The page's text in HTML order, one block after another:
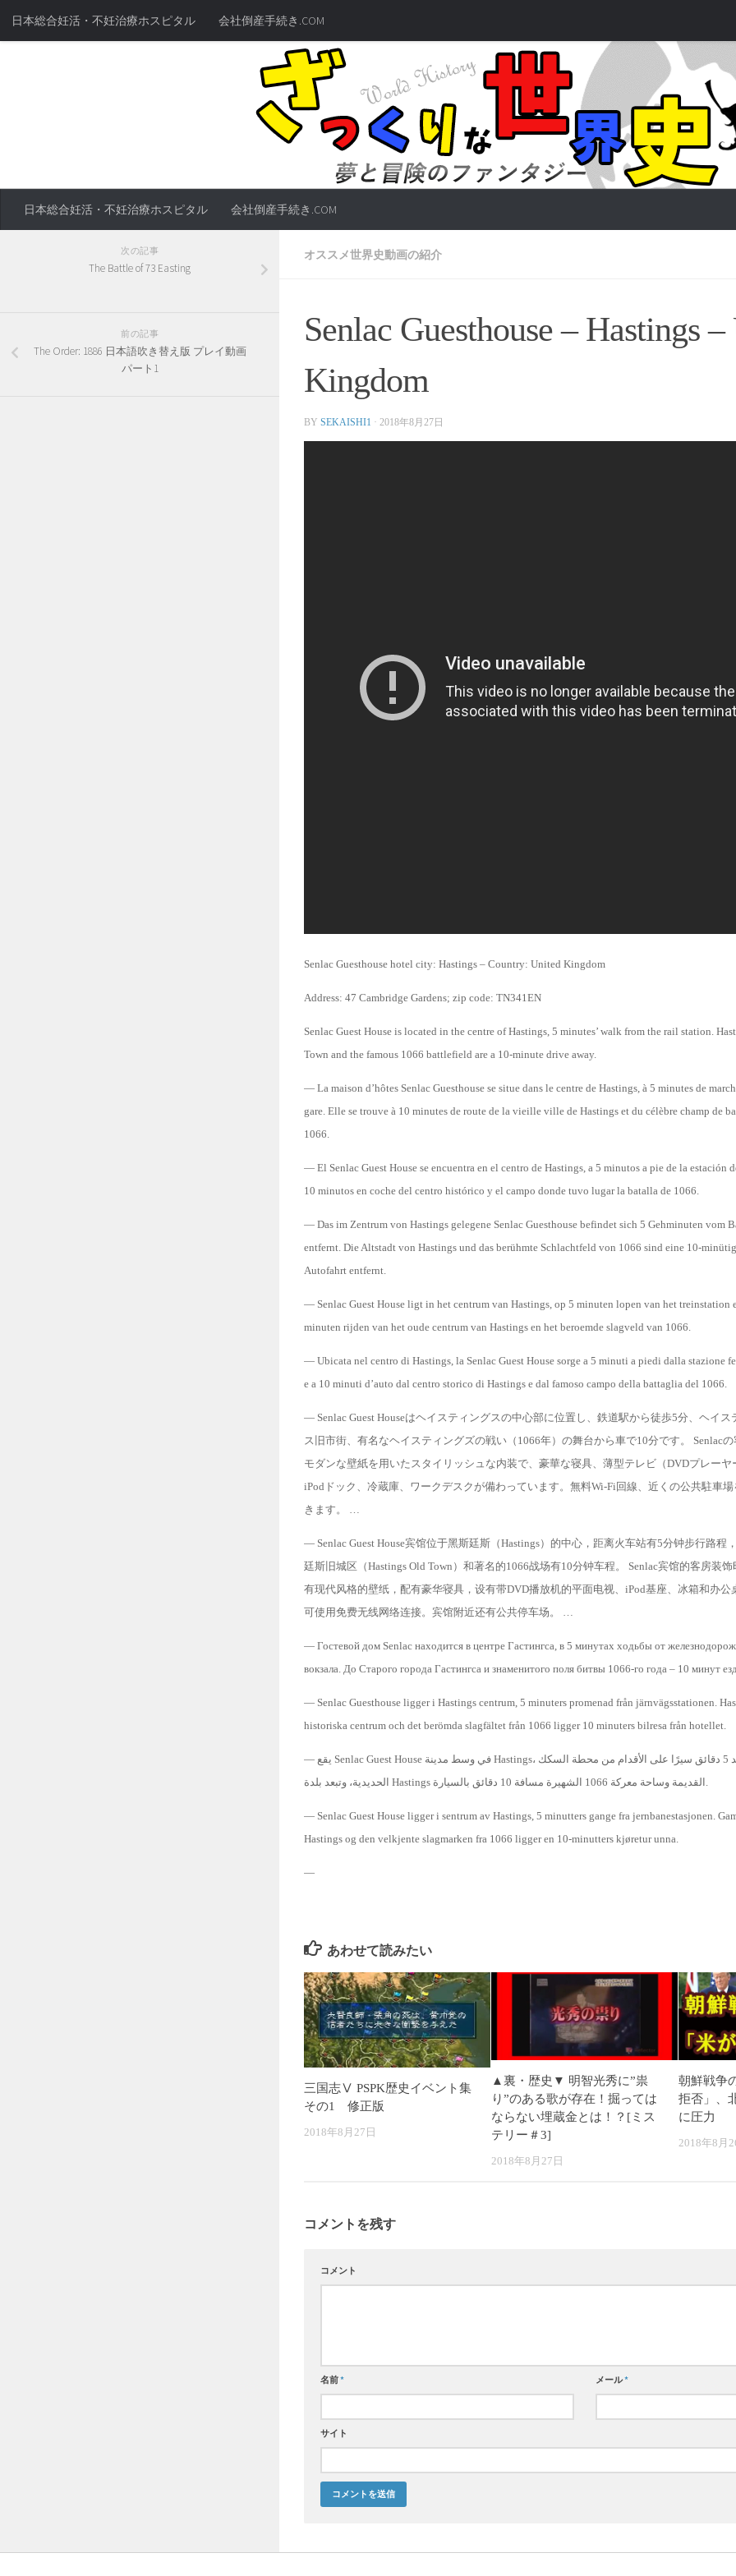
日本総合妊活・不妊治療ホスピタル 会社倒産手続き.COM
日本総合妊活・不妊治療ホスピタル 会社倒産手続き.COM
オススメ世界史動画の紹介
Senlac Guesthouse – Hastings
Kingdom
BY SEKAISHI1 · 2018年8月27日
Senlac Guesthouse hotel city: Hastings – Country: United Kingdom
Address: 47 Cambridge Gardens; zip code: TN341EN
Senlac Guest House is located in the centre of Hastings, 5 minutes’ walk from the rail station.
Town and the famous 1066 battlefield are a 10-minute drive away.
— La maison d’hôtes Senlac Guesthouse se situe dans le centre de Hastings, à 5 minutes de
gare. Elle se trouve à 10 minutes de route de la vieille ville de Hastings et du célèbre champ de
1066.
— El Senlac Guest House se encuentra en el centro de Hastings, a 5 minutos a pie de la estación
10 minutos en coche del centro histórico y el campo donde tuvo lugar la batalla de 1066.
— Das im Zentrum von Hastings gelegene Senlac Guesthouse befindet sich 5 Gehminuten vom
entfernt. Die Altstadt von Hastings und das berühmte Schlachtfeld von 1066 sind eine 10-
Autofahrt entfernt.
— Senlac Guest House ligt in het centrum van Hastings, op 5 minuten lopen van het treinstation
minuten rijden van het oude centrum van Hastings en het beroemde slagveld van 1066.
— Ubicata nel centro di Hastings, la Senlac Guest House sorge a 5 minuti a piedi dalla stazione
e a 10 minuti d’auto dal centro storico di Hastings e dal famoso campo della battaglia del 1066.
— Senlac Guest Houseはヘイスティングスの中心部に位置し、鉄道駅から徒歩5分、ヘイス
ス旧市街、有名なヘイスティングズの戦い（1066年）の舞台から車で10分です。 Senlacの
モダンな壁紙を用いたスタイリッシュな内装で、豪華な寝具、薄型テレビ（DVDプレーヤ
iPodドック、冷蔵庫、ワークデスクが備わっています。無料Wi-Fi回線、近くの公共駐車
きます。 …
— Senlac Guest House宾馆位于黑斯廷斯（Hastings）的中心，距离火车站有5分钟步行路程
廷斯旧城区（Hastings Old Town）和著名的1066战场有10分钟车程。 Senlac宾馆的客房装
有现代风格的壁纸，配有豪华寝具，设有带DVD播放机的平面电视、iPod基座、冰箱和办公
可使用免费无线网络连接。宾馆附近还有公共停车场。 …
— Гостевой дом Senlac находится в центре Гастингса, в 5 минутах ходьбы от
вокзала. До Старого города Гастингса и знаменитого поля битвы 1066-го года – 10 минут
— Senlac Guesthouse ligger i Hastings centrum, 5 minuters promenad från järnvägsstationen.
historiska centrum och det berömda slagfältet från 1066 ligger 10 minuters bilresa från hotellet.
— يقع Senlac Guest House في وسط مدينة Hastings، على بُعد 5 دقائق سيرًا على الأقدام من محطة السكك
الحديدية، وتبعد بلدة Hastings القديمة وساحة معركة 1066 الشهيرة مسافة 10 دقائق بالسيارة.
— Senlac Guest House ligger i sentrum av Hastings, 5 minutters gange fra jernbanestasjonen.
Hastings og den velkjente slagmarken fra 1066 ligger en 10-minutters kjøretur unna.
—
あわせて読みたい
三国志Ⅴ PSPK歴史イベント集
その1 修正版
2018年8月27日
▲裏・歴史▼ 明智光秀に”祟
り”のある歌が存在！掘っては
ならない埋蔵金とは！？[ミス
テリー＃3]
2018年8月27日
朝鮮戦争
拒否」、
に圧力
2018年8月
コメントを残す
コメント
名前* メール*
サイト
次の記事
The Battle of 73 Easting
前の記事
The Order: 1886 日本語吹き替え版 プレイ動画
パート1